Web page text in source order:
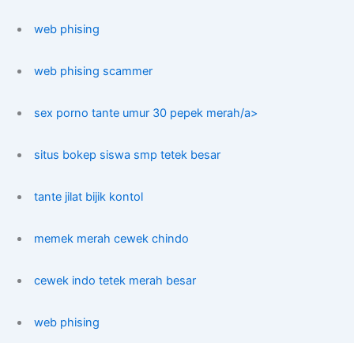
web phising
web phising scammer
sex porno tante umur 30 pepek merah/a>
situs bokep siswa smp tetek besar
tante jilat bijik kontol
memek merah cewek chindo
cewek indo tetek merah besar
web phising